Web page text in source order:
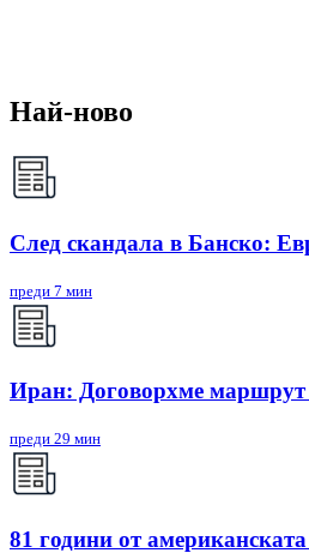
Най-ново
След скандала в Банско:
преди 7 мин
Иран: Договорхме маршрут
преди 29 мин
81 години от